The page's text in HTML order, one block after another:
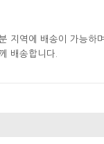
지역에 배송이 가능하
배송합니다.